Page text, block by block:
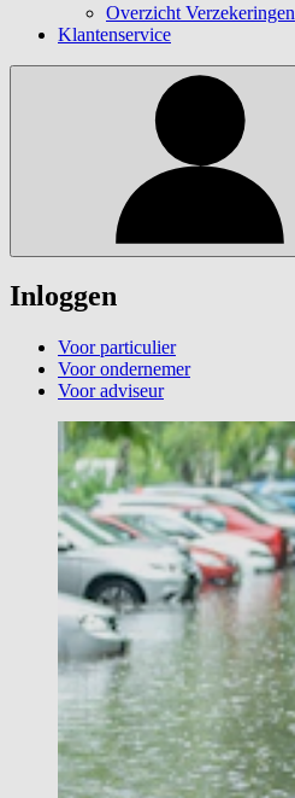
Overzicht Verzekeringen
Klantenservice
Inloggen
Voor particulier
Voor ondernemer
Voor adviseur